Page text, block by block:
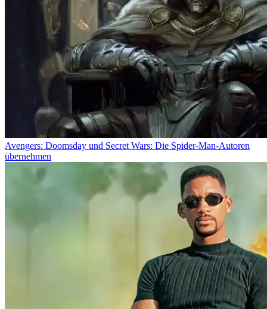
Avengers: Doomsday und Secret Wars: Die Spider-Man-Autoren
übernehmen